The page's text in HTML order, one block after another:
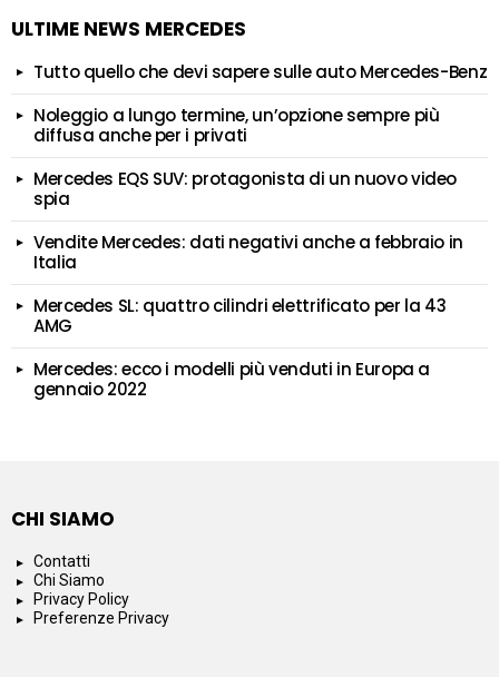
ULTIME NEWS MERCEDES
Tutto quello che devi sapere sulle auto Mercedes-Benz
Noleggio a lungo termine, un’opzione sempre più
diffusa anche per i privati
Mercedes EQS SUV: protagonista di un nuovo video
spia
Vendite Mercedes: dati negativi anche a febbraio in
Italia
Mercedes SL: quattro cilindri elettrificato per la 43
AMG
Mercedes: ecco i modelli più venduti in Europa a
gennaio 2022
CHI SIAMO
Contatti
Chi Siamo
Privacy Policy
Preferenze Privacy